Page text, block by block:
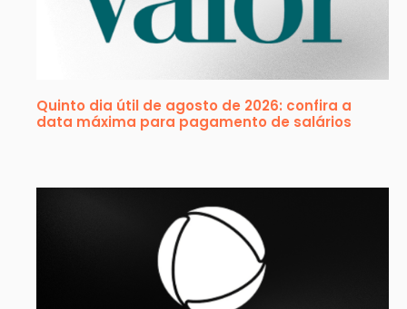
Quinto dia útil de agosto de 2026: confira a
data máxima para pagamento de salários